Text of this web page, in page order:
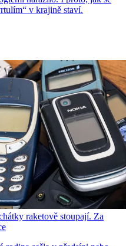
v krajině staví.
raketově stoupají. Za